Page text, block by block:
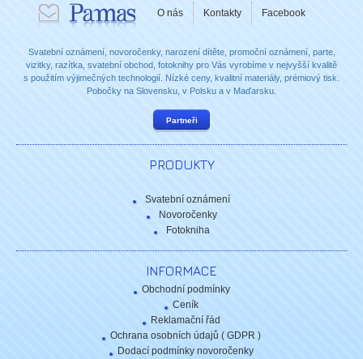
O nás Kontakty Facebook
Svatební oznámení, novoročenky, narození dítěte, promoční oznámení, parte,
vizitky, razítka, svatební obchod, fotoknihy pro Vás vyrobíme v nejvyšší kvalitě
s použitím výjimečných technologií. Nízké ceny, kvalitní materiály, prémiový tisk.
Pobočky na Slovensku, v Polsku a v Maďarsku.
Partneři
PRODUKTY
Svatební oznámení
Novoročenky
Fotokniha
INFORMACE
Obchodní podmínky
Ceník
Reklamační řád
Ochrana osobních údajů ( GDPR )
Dodací podmínky novoročenky